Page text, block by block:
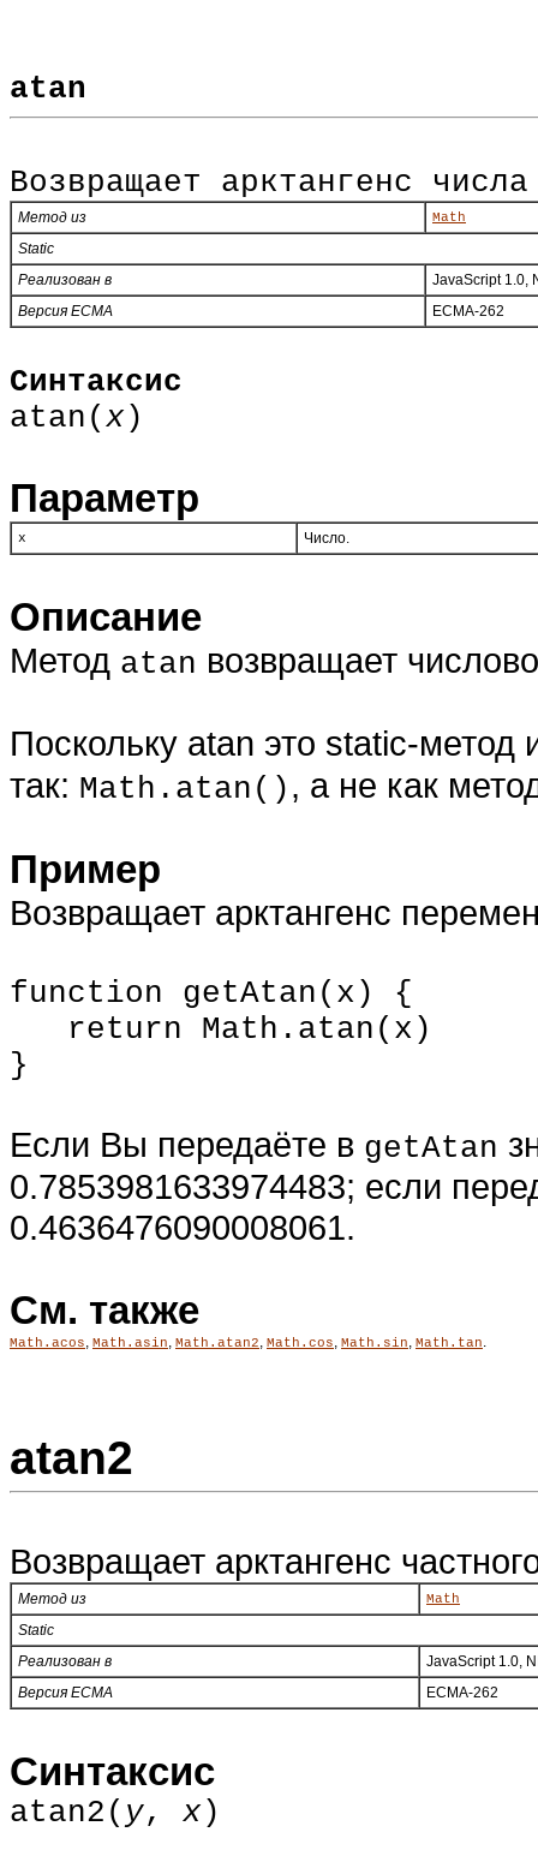
atan
Возвращает арктангенс
Метод из Math
Static
Реализован в
JavaScript 1.0,
Версия ECMA
ECMA-262
Синтаксис
atan(x)
Параметр
x Число.
Описание
Метод atan возвращает
Поскольку atan это static-метод
так: Math.atan() , а не как
Пример
Возвращает арктангенс
function getAtan(x) {
return Math.atan(x)
}
Если Вы передаёте в getAtan
0.7853981633974483; если
0.4636476090008061.
См. также
Math.acos, Math.asin, Math.atan2, Math.cos, Math.sin, Math.tan.
atan2
Возвращает арктангенс
Метод из Math
Static
Реализован в
JavaScript 1.0,
Версия ECMA
ECMA-262
Синтаксис
atan2( y, x)